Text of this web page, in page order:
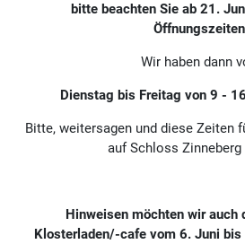
bitte beachten Sie ab 21.
Wir haben dann
Dienstag bis Freitag von 9 -
Bitte, weitersagen und diese Zeiten
auf Schloss Zinneberg
Hinweisen möchten wir auch
Klosterladen/-cafe vom 6. Juni